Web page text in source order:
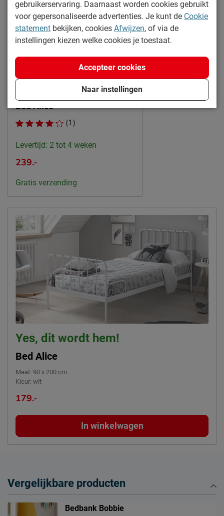
Goed om te weten
Onderhoud
Afnemen met een vochtig
doekje
2 jaar garantie volgens CBW
Montage
Duurzaamheid
Duurzaamheidsdefinitie
Leveranciersinformatie
Naam
Locatie
8710, Wielsbeke, België
Emailadres
sales@vipack.be
Bed Alice
(1)
Levertijd: 2 tot 4 weken
239.-
Gratis verzending
Yes, dit wordt hem!
Bed Alice
Maat: 90 x 200 cm
Kleur: wit
179.-
In winkelwagen
Vergelijkbare producten
Bedbank Bobbie
gebruikerservaring. Daarnaast worden cookies gebruikt
voor gepersonaliseerde advertenties. Je kunt de Cookie
statement bekijken, cookies Afwijzen, of via de
instellingen kiezen welke cookies je toestaat.
Naar instellingen
Accepteer cookies